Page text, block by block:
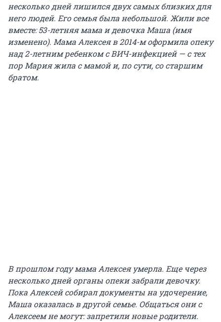
несколько дней лишился двух самых близких для
него людей. Его семья была небольшой. Жили все
вместе: 53-летняя мама и девочка Маша (имя
изменено). Мама Алексея в 2014-м оформила опеку
над 2-летним ребенком с ВИЧ-инфекцией — с тех
пор Мария жила с мамой и, по сути, со старшим
братом.
В прошлом году мама Алексея умерла. Еще через
несколько дней органы опеки забрали девочку.
Пока Алексей собирал документы на удочерение,
Маша оказалась в другой семье. Общаться они с
Алексеем не могут: запретили новые родители.